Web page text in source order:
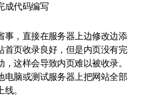
成代码编写
事，直接在服务器上边修改边添
首页收录良好，但是内页没有完
这样会导致内页难以被收录。
电脑或测试服务器上把网站全部
。